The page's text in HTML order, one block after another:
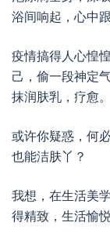
浴间响起，心中
疫情搞得人心惶
己，偷一段神定
抹润肤乳，疗愈。
或许你疑惑，何
也能洁肤丫？
我想，在生活美
得精致，生活愉悦